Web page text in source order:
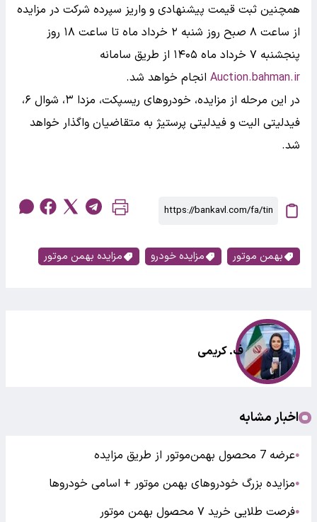
همچنین ثبت قیمت پیشنهادی و واریز سپرده شرکت در مزایده
از ساعت ۸ صبح روز شنبه ۲ خرداد ماه تا ساعت ۱۸ روز
پنجشنبه ۷ خرداد ماه ۱۴۰۵ از طریق سامانه
Auction.bahman.ir انجام خواهد شد.
در این مرحله از مزایده، خودروهای ریسپکت، مزدا ۳، شوال ۶،
فیدلیتی الیت و فیدلیتی پرستیژ به متقاضیان واگذار خواهد
شد.
بهمن موتور مزایده خودرو مزایده بهمن موتور
ف. کریمی
اخبار مشابه
●عرضه 7 محصول بهمن‌موتور از طریق مزایده
●مزایده بزرگ خودروهای بهمن موتور + اسامی خودروها
●فرصت طلایی خرید ۷ محصول بهمن موتور